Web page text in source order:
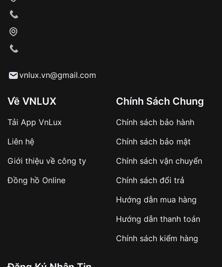
Từ khóa SEO:
sản phẩm đặc biệt
hàng
Số tiền còn lại thanh toán khi nhận hàng hoặc
✔️ Đảm bảo xử lý đơn hàng nhanh chóng
✔️ Hạn chế tình trạng hủy đơn không mong
vnlux.vn@gmail.com
Về VNLUX
Tải App VnLux
Liên hệ
Giới thiệu về công ty
Đồng hồ Online
Chính Sách Chung
Chính sách bảo hành
Chính sách bảo mật
Chính sách vận chuyển
Chính sách đổi trả
Hướng dẫn mua hàng
Hướng dẫn thanh toán
Chính sách kiểm hàng